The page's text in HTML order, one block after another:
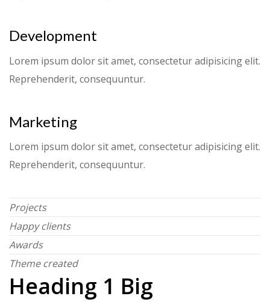
Development
Lorem ipsum dolor sit amet, consectetur adipisicing elit.
Reprehenderit, consequuntur.
Marketing
Lorem ipsum dolor sit amet, consectetur adipisicing elit.
Reprehenderit, consequuntur.
Projects
Happy clients
Awards
Theme created
Heading 1 Big